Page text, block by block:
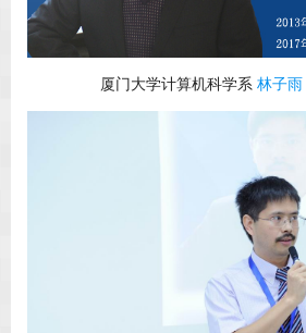
厦门大学计算机科学系 林子雨